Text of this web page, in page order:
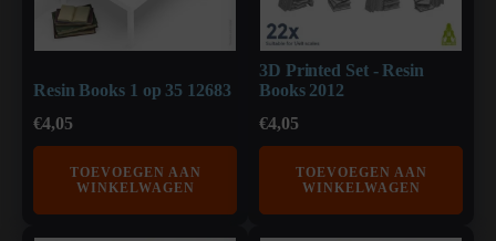
Resin Books 1 op 35 12683
€4,05
TOEVOEGEN AAN
WINKELWAGEN
3D Printed Set - Resin
Books 2012
€4,05
TOEVOEGEN AAN
WINKELWAGEN